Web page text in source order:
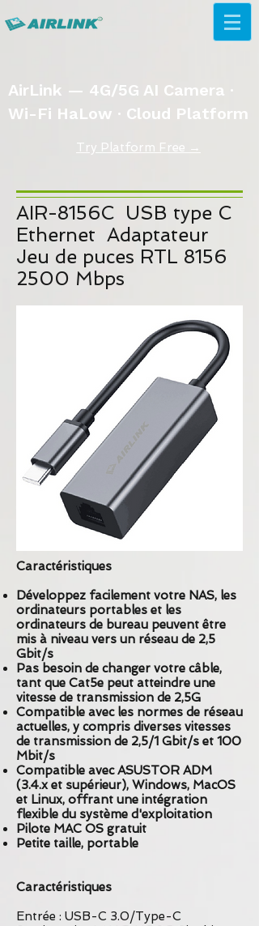
AirLink — 4G/5G AI Camera ·
Wi-Fi HaLow · Cloud Platform
Try Platform Free →
AIR-8156C USB type C
Ethernet Adaptateur
Jeu de puces RTL 8156
2500 Mbps
Caractéristiques
Développez facilement votre NAS, les
ordinateurs portables et les
ordinateurs de bureau peuvent être
mis à niveau vers un réseau de 2,5
Gbit/s
Pas besoin de changer votre câble,
tant que Cat5e peut atteindre une
vitesse de transmission de 2,5G
Compatible avec les normes de réseau
actuelles, y compris diverses vitesses
de transmission de 2,5/1 Gbit/s et 100
Mbit/s
Compatible avec ASUSTOR ADM
(3.4.x et supérieur), Windows, MacOS
et Linux, offrant une intégration
flexible du système d'exploitation
Pilote MAC OS gratuit
Petite taille, portable
Caractéristiques
Entrée : USB-C 3.0/Type-C